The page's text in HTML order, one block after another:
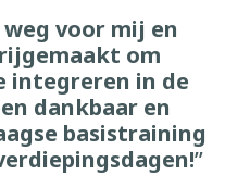
voor mij en
om
integreren in de
dankbaar en
basistraining
”